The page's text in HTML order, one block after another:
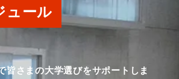
ュール
皆さまの大学選びをサポートしま